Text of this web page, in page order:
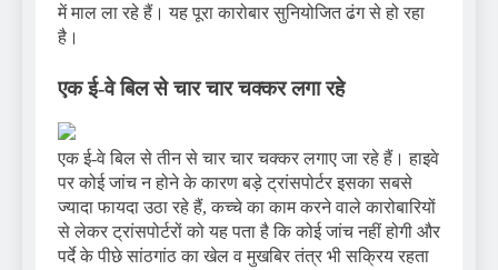
में माल ला रहे हैं। यह पूरा कारोबार सुनियोजित ढंग से हो रहा
है।
एक ई-वे बिल से चार चार चक्कर लगा रहे
एक ई-वे बिल से तीन से चार चार चक्कर लगाए जा रहे हैं। हाइवे
पर कोई जांच न होने के कारण बड़े ट्रांसपोर्टर इसका सबसे
ज्यादा फायदा उठा रहे हैं, कच्चे का काम करने वाले कारोबारियों
से लेकर ट्रांसपोर्टरों को यह पता है कि कोई जांच नहीं होगी और
पर्दे के पीछे सांठगांठ का खेल व मुखबिर तंत्र भी सक्रिय रहता